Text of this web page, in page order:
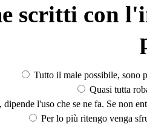
scritti con
Tutto il male possibile, sono
Quasi tutta
l'uso che se ne fa. Se non
Per lo più ritengo venga